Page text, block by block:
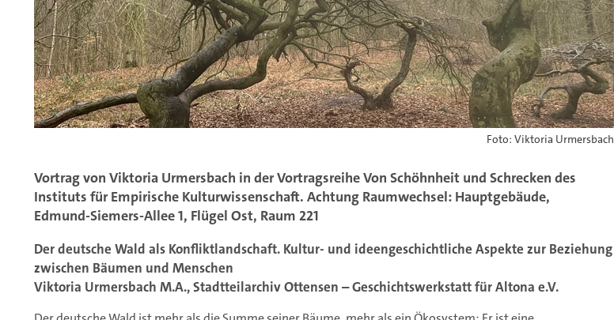
Foto: Viktoria Urmersbach
Vortrag von Viktoria Urmersbach in der Vortragsreihe Von Schöhnheit und Schrecken des
Instituts für Empirische Kulturwissenschaft. Achtung Raumwechsel: Hauptgebäude,
Edmund-Siemers-Allee 1, Flügel Ost, Raum 221
Der deutsche Wald als Konfliktlandschaft. Kultur- und ideengeschichtliche Aspekte zur Beziehung
zwischen Bäumen und Menschen
Viktoria Urmersbach M.A., Stadtteilarchiv Ottensen – Geschichtswerkstatt für Altona e.V.